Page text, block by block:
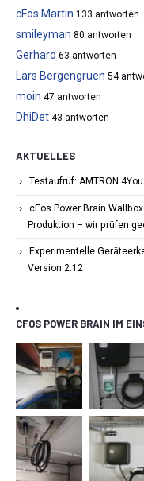
cFos Martin 133 antworten
smileyman 80 antworten
Gerhard 63 antworten
Lars Bergengruen 54
moin 47 antworten
DhiDet 43 antworten
AKTUELLES
Testaufruf: AMTRON
cFos Power Brain
Produktion – wir prüfen
Experimentelle
Version 2.12
CFOS POWER BRAIN IM